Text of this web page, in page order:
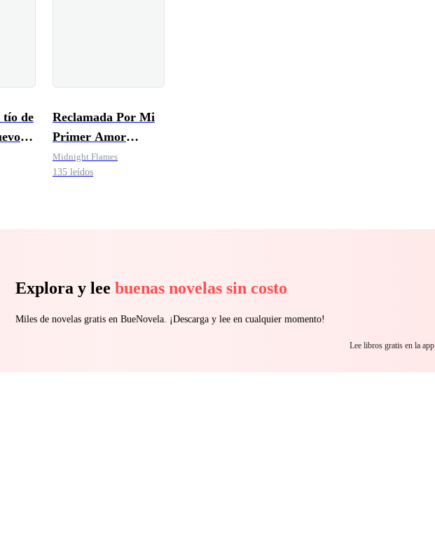
tío de
Reclamada Por Mi
Primer Amor
Multimillionario
Midnight Flames
135 leídos
Explora y lee buenas novelas sin costo
Miles de novelas gratis en BueNovela. ¡Descarga y lee en cualquier momento!
Lee libros gratis en la app